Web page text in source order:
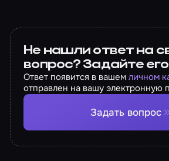
Не нашли ответ на
вопрос? Задайте
Ответ появится в вашемличном
отправлен на вашу электронную
Задать вопрос